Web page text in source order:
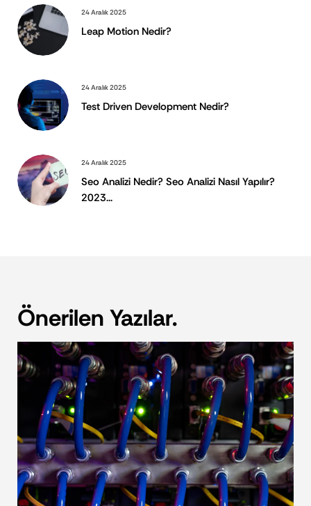
24 Aralık 2025
Leap Motion Nedir?
24 Aralık 2025
Test Driven Development Nedir?
24 Aralık 2025
Seo Analizi Nedir? Seo Analizi Nasıl Yapılır?
2023...
Önerilen Yazılar.